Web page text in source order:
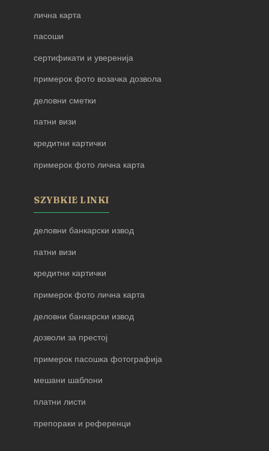
лична карта
пасоши
сертификати и уверенија
примерок фото возачка дозвола
деловни сметки
патни визи
кредитни картички
примерок фото лична карта
SZYBKIE LINKI
деловни банкарски извод
патни визи
кредитни картички
примерок фото лична карта
деловни банкарски извод
дозволи за престој
примерок пасошка фотографија
мешани шаблони
платни листи
препораки и референци